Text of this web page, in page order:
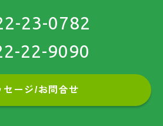
23-0782
22-9090
セージ/お問合せ